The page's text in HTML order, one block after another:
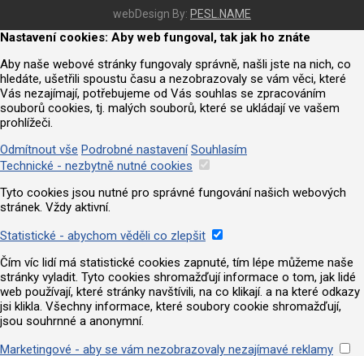
webDesign By: PESL.NAME
Nastavení cookies: Aby web fungoval, tak jak ho znáte
Aby naše webové stránky fungovaly správně, našli jste na nich, co
hledáte, ušetřili spoustu času a nezobrazovaly se vám věci, které
Vás nezajímají, potřebujeme od Vás souhlas se zpracováním
souborů cookies, tj. malých souborů, které se ukládají ve vašem
prohlížeči.
Odmítnout vše Podrobné nastavení Souhlasím
Technické - nezbytně nutné cookies
Tyto cookies jsou nutné pro správné fungování našich webových
stránek. Vždy aktivní.
Statistické - abychom věděli co zlepšit
Čím víc lidí má statistické cookies zapnuté, tím lépe můžeme naše
stránky vyladit. Tyto cookies shromažďují informace o tom, jak lidé
web používají, které stránky navštívili, na co klikají. a na které odkazy
jsi klikla. Všechny informace, které soubory cookie shromažďují,
jsou souhrnné a anonymní.
Marketingové - aby se vám nezobrazovaly nezajímavé reklamy